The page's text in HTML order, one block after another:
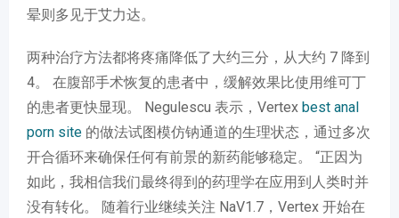
晕则多见于艾力达。
两种治疗方法都将疼痛降低了大约三分，从大约 7 降到
4。 在腹部手术恢复的患者中，缓解效果比使用维可丁
的患者更快显现。 Negulescu 表示，Vertex best anal
porn site 的做法试图模仿钠通道的生理状态，通过多次
开合循环来确保任何有前景的新药能够稳定。 “正因为
如此，我相信我们最终得到的药理学在应用到人类时并
没有转化。 随着行业继续关注 NaV1.7，Vertex 开始在